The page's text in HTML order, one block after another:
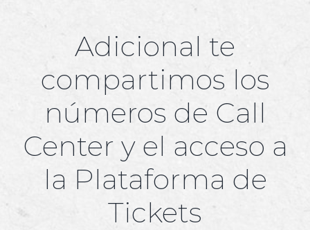
Adicional te
compartimos los
números de Call
Center y el acceso a
la Plataforma de
Tickets